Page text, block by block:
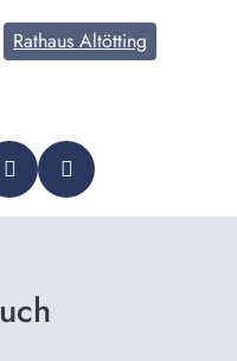
Rathaus Altötting